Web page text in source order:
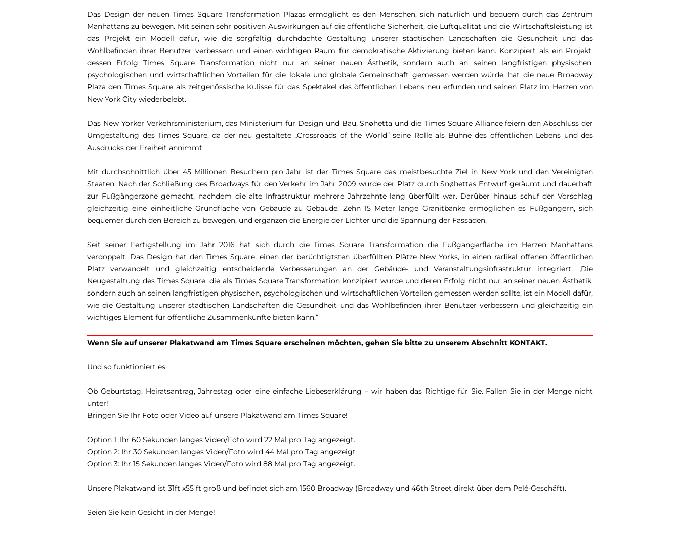
Das Design der neuen Times Square Transformation Plazas ermöglicht es den Menschen, sich natürlich und bequem durch das Zentrum
Manhattans zu bewegen. Mit seinen sehr positiven Auswirkungen auf die öffentliche Sicherheit, die Luftqualität und die Wirtschaftsleistung ist
das Projekt ein Modell dafür, wie die sorgfältig durchdachte Gestaltung unserer städtischen Landschaften die Gesundheit und das
Wohlbefinden ihrer Benutzer verbessern und einen wichtigen Raum für demokratische Aktivierung bieten kann. Konzipiert als ein Projekt,
dessen Erfolg Times Square Transformation nicht nur an seiner neuen Ästhetik, sondern auch an seinen langfristigen physischen,
psychologischen und wirtschaftlichen Vorteilen für die lokale und globale Gemeinschaft gemessen werden würde, hat die neue Broadway
Plaza den Times Square als zeitgenössische Kulisse für das Spektakel des öffentlichen Lebens neu erfunden und seinen Platz im Herzen von
New York City wiederbelebt.
Das New Yorker Verkehrsministerium, das Ministerium für Design und Bau, Snøhetta und die Times Square Alliance feiern den Abschluss der
Umgestaltung des Times Square, da der neu gestaltete „Crossroads of the World“ seine Rolle als Bühne des öffentlichen Lebens und des
Ausdrucks der Freiheit annimmt.
Mit durchschnittlich über 45 Millionen Besuchern pro Jahr ist der Times Square das meistbesuchte Ziel in New York und den Vereinigten
Staaten. Nach der Schließung des Broadways für den Verkehr im Jahr 2009 wurde der Platz durch Snøhettas Entwurf geräumt und dauerhaft
zur Fußgängerzone gemacht, nachdem die alte Infrastruktur mehrere Jahrzehnte lang überfüllt war. Darüber hinaus schuf der Vorschlag
gleichzeitig eine einheitliche Grundfläche von Gebäude zu Gebäude. Zehn 15 Meter lange Granitbänke ermöglichen es Fußgängern, sich
bequemer durch den Bereich zu bewegen, und ergänzen die Energie der Lichter und die Spannung der Fassaden.
Seit seiner Fertigstellung im Jahr 2016 hat sich durch die Times Square Transformation die Fußgängerfläche im Herzen Manhattans
verdoppelt. Das Design hat den Times Square, einen der berüchtigtsten überfüllten Plätze New Yorks, in einen radikal offenen öffentlichen
Platz verwandelt und gleichzeitig entscheidende Verbesserungen an der Gebäude- und Veranstaltungsinfrastruktur integriert. „Die
Neugestaltung des Times Square, die als Times Square Transformation konzipiert wurde und deren Erfolg nicht nur an seiner neuen Ästhetik,
sondern auch an seinen langfristigen physischen, psychologischen und wirtschaftlichen Vorteilen gemessen werden sollte, ist ein Modell dafür,
wie die Gestaltung unserer städtischen Landschaften die Gesundheit und das Wohlbefinden ihrer Benutzer verbessern und gleichzeitig ein
wichtiges Element für öffentliche Zusammenkünfte bieten kann.“
Wenn Sie auf unserer Plakatwand am Times Square erscheinen möchten, gehen Sie bitte zu unserem Abschnitt KONTAKT.
Und so funktioniert es:
Ob Geburtstag, Heiratsantrag, Jahrestag oder eine einfache Liebeserklärung – wir haben das Richtige für Sie. Fallen Sie in der Menge nicht
unter!
Bringen Sie Ihr Foto oder Video auf unsere Plakatwand am Times Square!
Option 1: Ihr 60 Sekunden langes Video/Foto wird 22 Mal pro Tag angezeigt.
Option 2: Ihr 30 Sekunden langes Video/Foto wird 44 Mal pro Tag angezeigt
Option 3: Ihr 15 Sekunden langes Video/Foto wird 88 Mal pro Tag angezeigt.
Unsere Plakatwand ist 31ft x55 ft groß und befindet sich am 1560 Broadway (Broadway und 46th Street direkt über dem Pelé-Geschäft).
Seien Sie kein Gesicht in der Menge!